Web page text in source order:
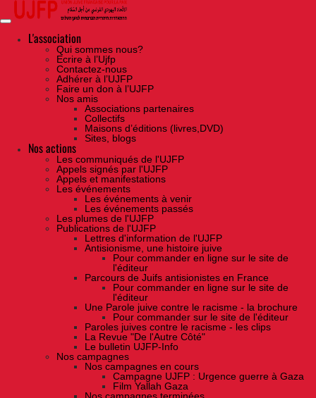
Skip
the
contentL'association
Qui sommes nous?
Ecrire à l’Ujfp
Contactez-nous
Adhérer à l’UJFP
Faire un don à l’UJFP
Nos amis
Associations partenaires
Collectifs
Maisons d’éditions (livres,DVD)
Sites, blogs
Nos actions
Les communiqués de l'UJFP
Appels signés par l'UJFP
Appels et manifestations
Les événements
Les événements à venir
Les événements passés
Les plumes de l'UJFP
Publications de l'UJFP
Lettres d'information de l'UJFP
Antisionisme, une histoire juive
Pour commander en ligne sur le site de
l'éditeur
Parcours de Juifs antisionistes en France
Pour commander en ligne sur le site de
l'éditeur
Une Parole juive contre le racisme - la brochure
Pour commander sur le site de l'éditeur
Paroles juives contre le racisme - les clips
La Revue "De l'Autre Côté"
Le bulletin UJFP-Info
Nos campagnes
Nos campagnes en cours
Campagne UJFP : Urgence guerre à Gaza
Film Yallah Gaza